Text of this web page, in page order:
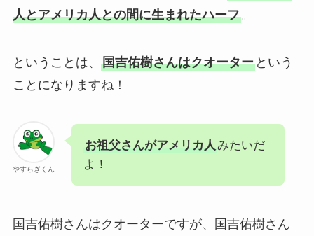
人とアメリカ人との間に生まれたハーフ。
ということは、 国吉佑樹さんはクオーターという
ことになりますね！
やすらぎくん
お祖父さんがアメリカ人 みたいだ
よ！
国吉佑樹さんはクオーターですが、国吉佑樹さん